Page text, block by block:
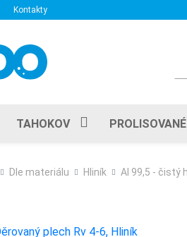
Kontakty
TAHOKOV
Dle materiálu Hliník Al 99,5 - čistý